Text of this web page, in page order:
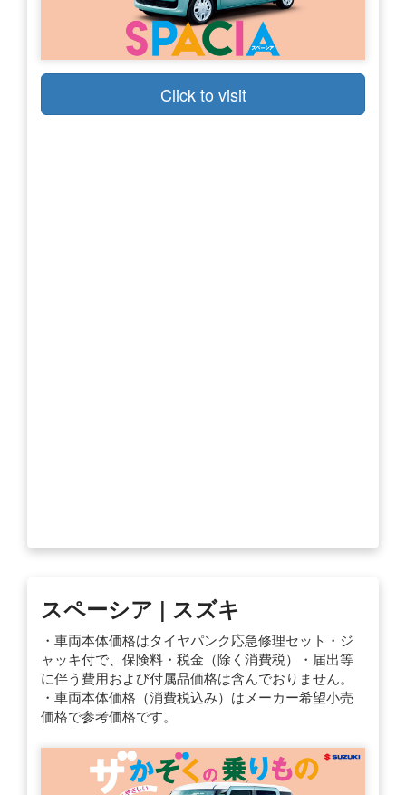
Click to visit
スペーシア | スズキ
・車両本体価格はタイヤパンク応急修理セット・ジ
ャッキ付で、保険料・税金（除く消費税）・届出等
に伴う費用および付属品価格は含んでおりません。
・車両本体価格（消費税込み）はメーカー希望小売
価格で参考価格です。